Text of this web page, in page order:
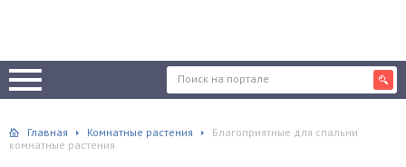
Главная Комнатные растения
Благоприятные для спальни
комнатные растения